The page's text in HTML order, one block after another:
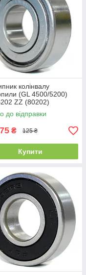
колінвалу
(GL 4500/5200)
ZZ (80202)
упаковка
до відправки
₴ 125 ₴
Купити